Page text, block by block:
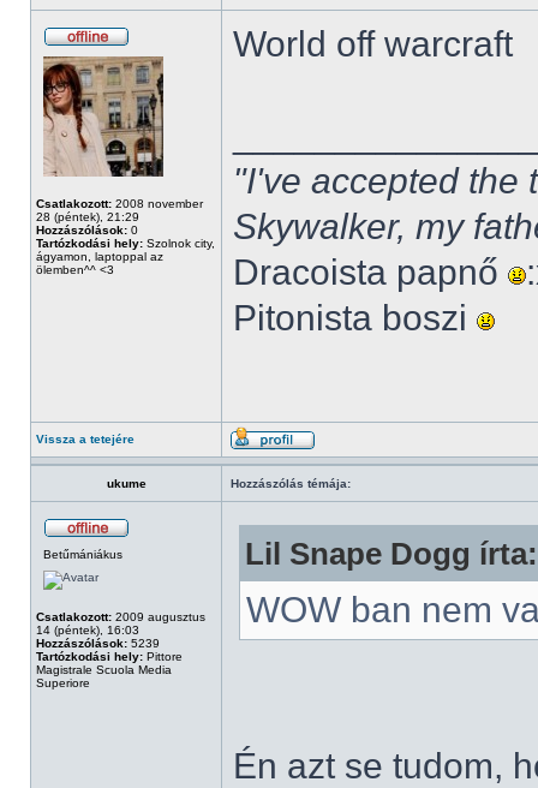
Csatlakozott: 2008 november
28 (péntek), 21:29
Hozzászólások: 0
Tartózkodási hely: Szolnok city,
ágyamon, laptoppal az
ölemben^^ <3
World off warcraft
"I've accepted the
Skywalker, my
Dracoista papnő
Pitonista boszi
Vissza a tetejére
ukume Hozzászólás témája:
Betűmániákus
Csatlakozott: 2009 augusztus
14 (péntek), 16:03
Hozzászólások: 5239
Tartózkodási hely: Pittore
Magistrale Scuola Media
Superiore
Lil Snape Dogg írta:
WOW ban nem
Én azt se tudom,